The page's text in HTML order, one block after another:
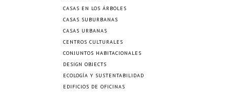
CASAS EN LOS ÁRBOLES
CASAS SUBURBANAS
CASAS URBANAS
CENTROS CULTURALES
CONJUNTOS HABITACIONALES
DESIGN OBJECTS
ECOLOGÍA Y SUSTENTABILIDAD
EDIFICIOS DE OFICINAS